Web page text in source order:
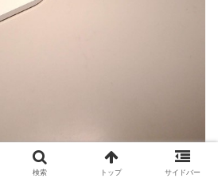
検索 トップ サイドバー